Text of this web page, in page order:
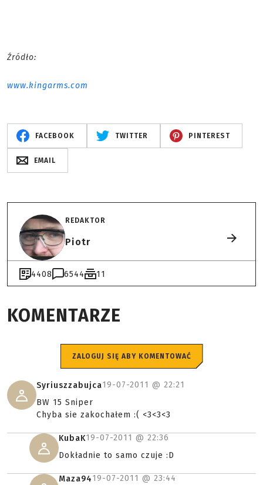
Źródło:
www.kingarms.com
FACEBOOK TWITTER PINTEREST
EMAIL
REDAKTOR
Piotr
4408 6544 11
KOMENTARZE
ZALOGUJ SIĘ ABY KOMENTOWAĆ
Syriuszzabujca19-07-2011 @ 22:21
BW 15 Sniper
Chyba sie zakochałem :( <3<3<3
KubaK19-07-2011 @ 22:36
Dokładnie to samo czuje :D
Maza9419-07-2011 @ 23:44